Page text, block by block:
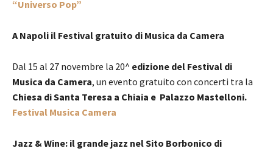
“Universo Pop”
A Napoli il Festival gratuito di Musica da Camera
Dal 15 al 27 novembre la 20^ edizione del Festival di
Musica da Camera, un evento gratuito con concerti tra la
Chiesa di Santa Teresa a Chiaia e Palazzo Mastelloni.
Festival Musica Camera
Jazz & Wine: il grande jazz nel Sito Borbonico di